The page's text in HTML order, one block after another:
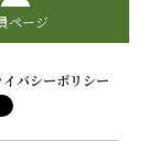
ページ
バシーポリシー